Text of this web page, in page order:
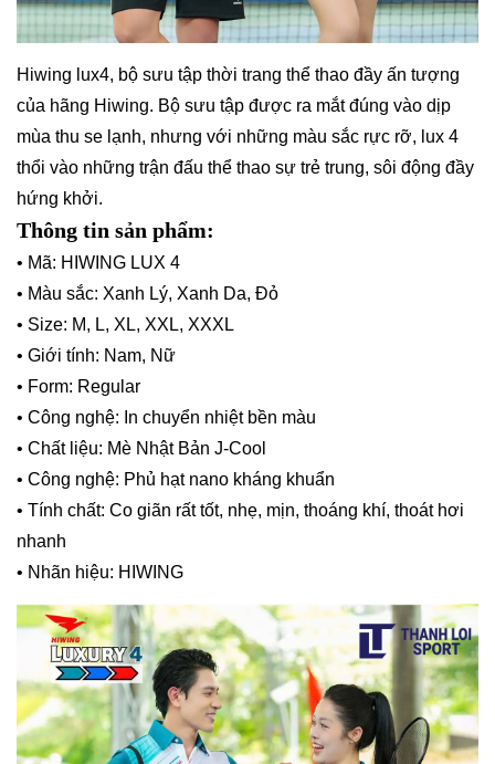
Hiwing lux4, bộ sưu tập thời trang thể thao đầy ấn tượng
của hãng Hiwing. Bộ sưu tập được ra mắt đúng vào dịp
mùa thu se lạnh, nhưng với những màu sắc rực rỡ, lux 4
thổi vào những trận đấu thể thao sự trẻ trung, sôi động đầy
hứng khởi.
Thông tin sản phẩm:
• Mã: HIWING LUX 4
• Màu sắc: Xanh Lý, Xanh Da, Đỏ
• Size: M, L, XL, XXL, XXXL
• Giới tính: Nam, Nữ
• Form: Regular
• Công nghệ: In chuyển nhiệt bền màu
• Chất liệu: Mè Nhật Bản J-Cool
• Công nghệ: Phủ hạt nano kháng khuẩn
• Tính chất: Co giãn rất tốt, nhẹ, mịn, thoáng khí, thoát hơi
nhanh
• Nhãn hiệu: HIWING